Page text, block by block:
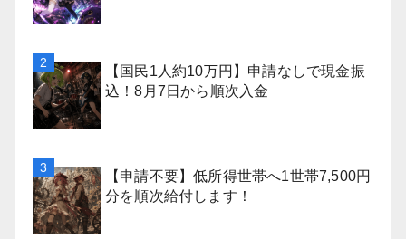
【国民1人約10万円】申請なしで現金振
込！8月7日から順次入金
【申請不要】低所得世帯へ1世帯7,500円
分を順次給付します！